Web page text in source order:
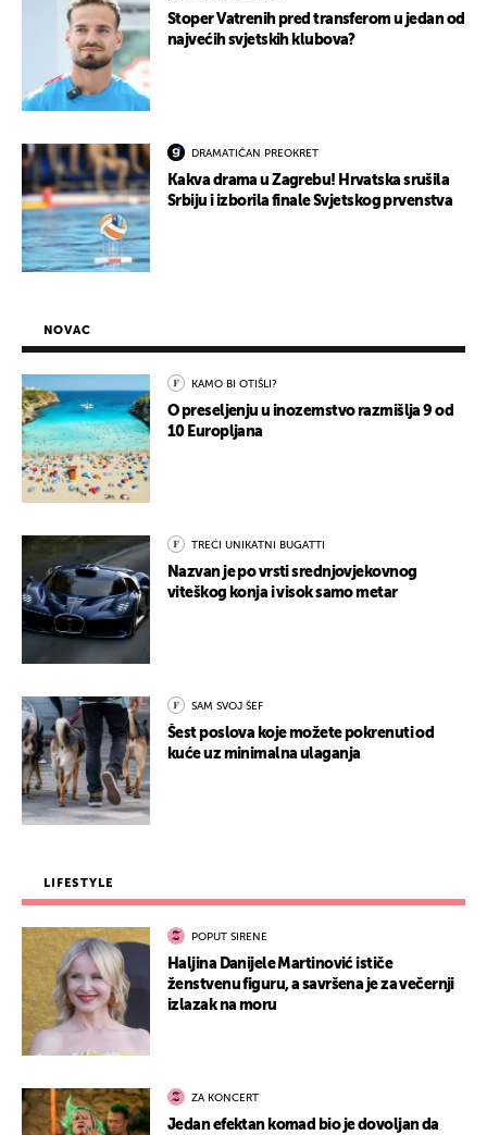
Stoper Vatrenih pred transferom u jedan od
najvećih svjetskih klubova?
DRAMATIČAN PREOKRET
Kakva drama u Zagrebu! Hrvatska srušila
Srbiju i izborila finale Svjetskog prvenstva
NOVAC
KAMO BI OTIŠLI?
O preseljenju u inozemstvo razmišlja 9 od
10 Europljana
TREĆI UNIKATNI BUGATTI
Nazvan je po vrsti srednjovjekovnog
viteškog konja i visok samo metar
SAM SVOJ ŠEF
Šest poslova koje možete pokrenuti od
kuće uz minimalna ulaganja
LIFESTYLE
POPUT SIRENE
Haljina Danijele Martinović ističe
ženstvenu figuru, a savršena je za večernji
izlazak na moru
ZA KONCERT
Jedan efektan komad bio je dovoljan da